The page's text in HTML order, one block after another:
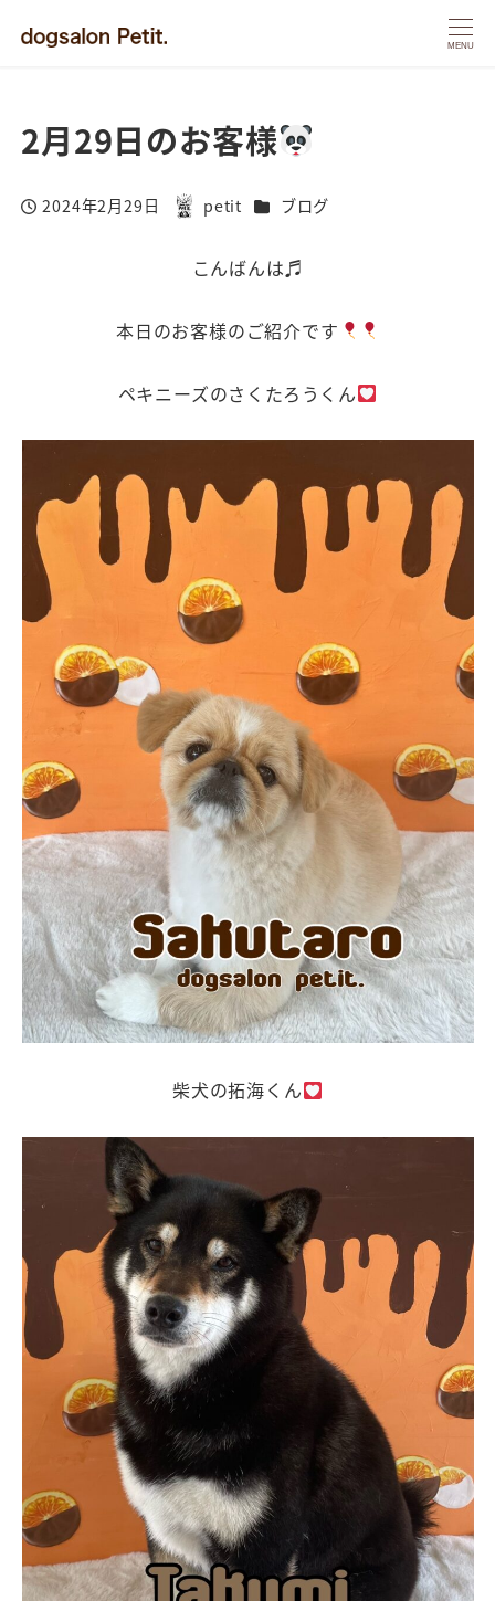
MENU
2月29日のお客様
投稿日
2024年2月29日
著
petit カテゴリー
ブログ
こんばんは♬
本日のお客様のご紹介です
ペキニーズのさくたろうくん
柴犬の拓海くん